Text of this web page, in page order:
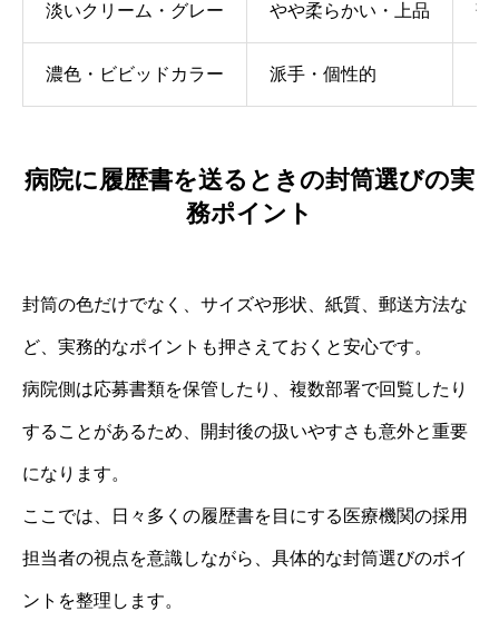
淡いクリーム・グレー やや柔らかい・上品 落
濃色・ビビッドカラー 派手・個性的
病院に履歴書を送るときの封筒選びの実
務ポイント
封筒の色だけでなく、サイズや形状、紙質、郵送方法な
ど、実務的なポイントも押さえておくと安心です。
病院側は応募書類を保管したり、複数部署で回覧したり
することがあるため、開封後の扱いやすさも意外と重要
になります。
ここでは、日々多くの履歴書を目にする医療機関の採用
担当者の視点を意識しながら、具体的な封筒選びのポイ
ントを整理します。